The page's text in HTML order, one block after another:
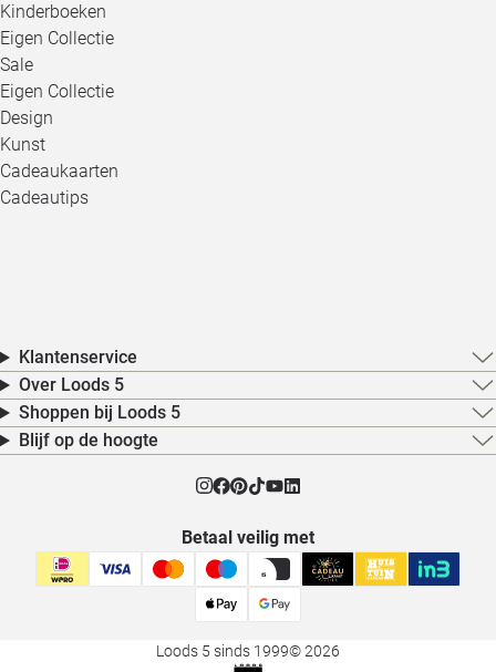
Kinderboeken
Eigen Collectie
Sale
Eigen Collectie
Design
Kunst
Cadeaukaarten
Cadeautips
Klantenservice
Over Loods 5
Shoppen bij Loods 5
Blijf op de hoogte
Betaal veilig met
Loods 5 sinds 1999© 2026